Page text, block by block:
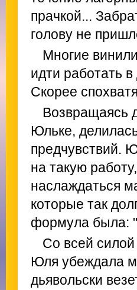
прачкой...
голову не
Многие
идти работать
Скорее
Возвращаясь
Юльке,
предчувствий.
на такую
наслаждаться
которые так
формула была:
Со всей
Юля убеждала
дьявольски